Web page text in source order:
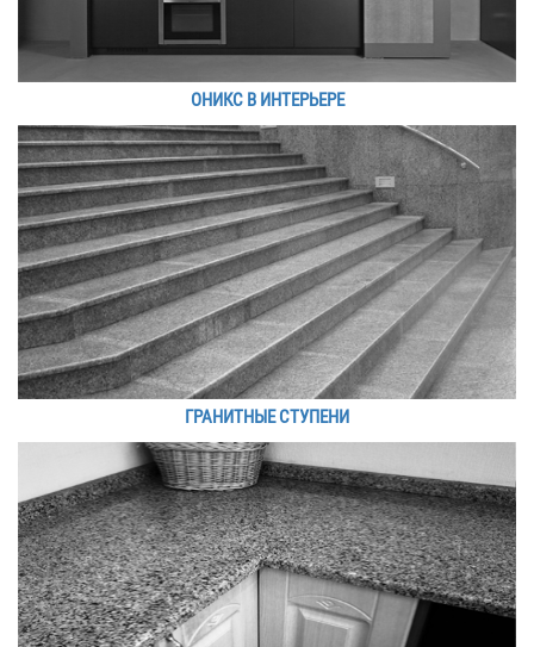
ОНИКС В ИНТЕРЬЕРЕ
ГРАНИТНЫЕ СТУПЕНИ